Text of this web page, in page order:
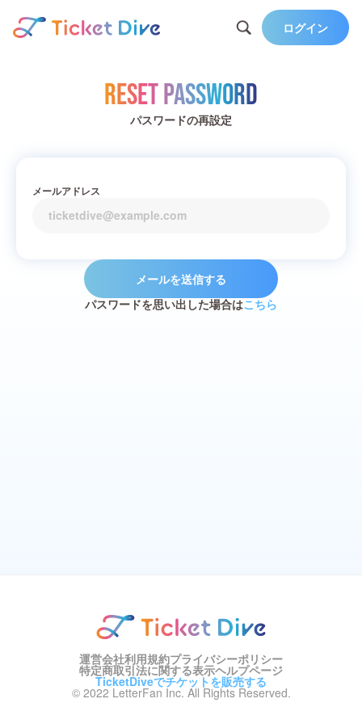
ログイン
Reset Password
パスワードの再設定
メールアドレス
メールを送信する
パスワードを思い出した場合はこちら
運営会社利用規約プライバシーポリシー
特定商取引法に関する表示ヘルプページ
TicketDiveでチケットを販売する
© 2022 LetterFan Inc. All Rights Reserved.